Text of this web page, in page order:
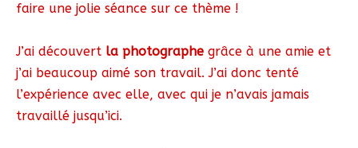
faire une jolie séance sur ce thème !
J’ai découvert la photographe grâce à une amie et
j’ai beaucoup aimé son travail. J’ai donc tenté
l’expérience avec elle, avec qui je n’avais jamais
travaillé jusqu’ici.